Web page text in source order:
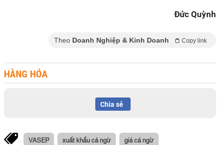
Đức Quỳnh
Theo Doanh Nghiệp & Kinh Doanh Copy link
HÀNG HÓA
Chia sẻ
VASEP xuất khẩu cá ngừ giá cá ngừ